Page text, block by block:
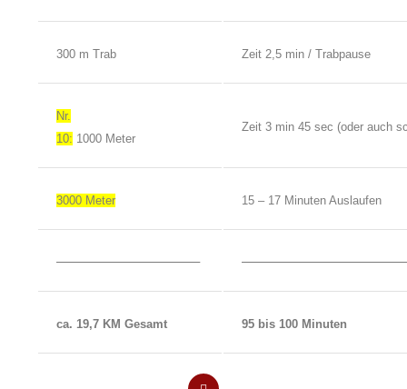
300 m Trab Zeit 2,5 min / Trabpause
Nr.
10: 1000 Meter
Zeit 3 min 45 sec (oder auch
3000 Meter 15 – 17 Minuten Auslaufen
——————————–
ca. 19,7 KM Gesamt 95 bis 100 Minuten